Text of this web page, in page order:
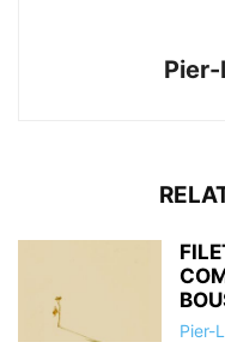
Pier-